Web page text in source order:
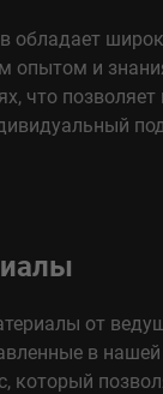
обладает
опытом и
что позволяет
от
в нашей
который